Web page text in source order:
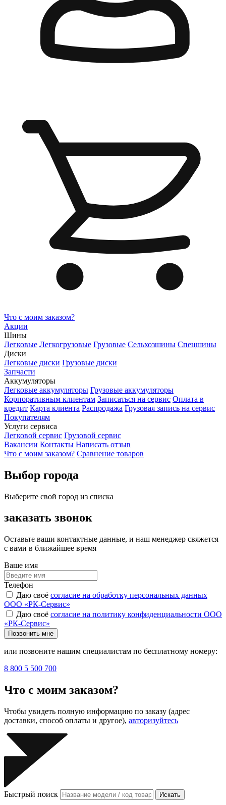
Что с моим заказом?
Акции
Шины
Легковые Легкогрузовые Грузовые Сельхозшины Спецшины
Диски
Легковые диски Грузовые диски
Запчасти
Аккумуляторы
Легковые аккумуляторы Грузовые аккумуляторы
Корпоративным клиентам Записаться на сервис Оплата в
кредит Карта клиента Распродажа Грузовая запись на сервис
Покупателям
Услуги сервиса
Легковой сервис Грузовой сервис
Вакансии Контакты Написать отзыв
Что с моим заказом? Сравнение товаров
Выбор города
Выберите свой город из списка
заказать звонок
Оставьте ваши контактные данные, и наш менеджер свяжется
с вами в ближайшее время
Ваше имя
Телефон
Даю своё согласие на обработку персональных данных
ООО «РК-Сервис»
Даю своё согласие на политику конфиденциальности ООО
«РК-Сервис»
Позвонить мне
или позвоните нашим специалистам по бесплатному номеру:
8 800 5 500 700
Что с моим заказом?
Чтобы увидеть полную информацию по заказу (адрес
доставки, способ оплаты и другое), авторизуйтесь
Быстрый поиск Искать